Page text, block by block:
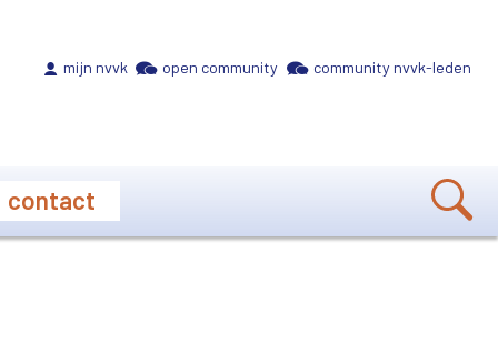
mijn nvvk open community community nvvk-leden
contact